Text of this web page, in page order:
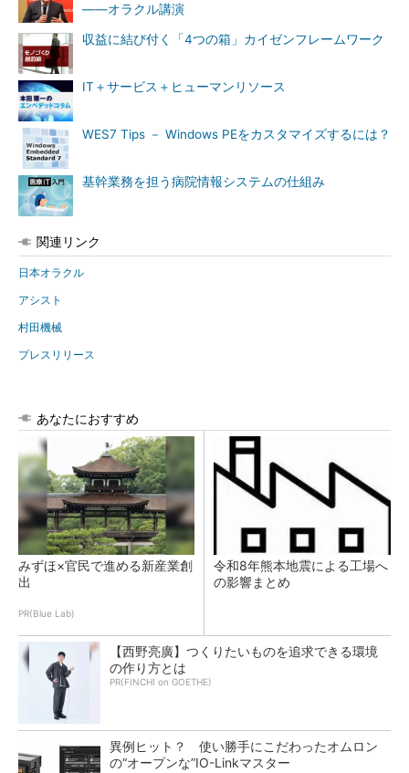
――オラクル講演
収益に結び付く「4つの箱」カイゼンフレームワーク
IT＋サービス＋ヒューマンリソース
WES7 Tips － Windows PEをカスタマイズするには？
基幹業務を担う病院情報システムの仕組み
関連リンク
日本オラクル
アシスト
村田機械
プレスリリース
あなたにおすすめ
みずほ×官民で進める新産業創
出
PR(Blue Lab)
令和8年熊本地震による工場へ
の影響まとめ
【西野亮廣】つくりたいものを追求できる環境
の作り方とは
PR(FINCHI on GOETHE)
異例ヒット？ 使い勝手にこだわったオムロン
の“オープンな”IO-Linkマスター